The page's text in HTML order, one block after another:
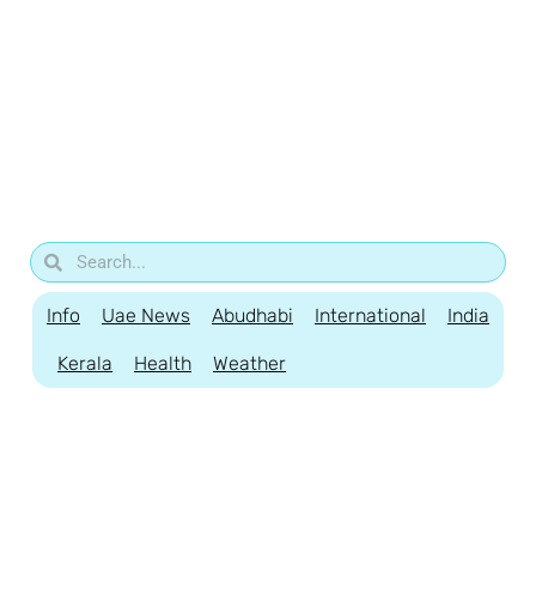
Info Uae News Abudhabi International India
Kerala Health Weather